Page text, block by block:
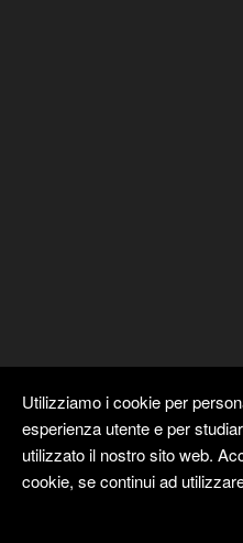
Copyright © Kyuubi Cloud
Utilizziamo i cookie per
esperienza utente e per
utilizzato il nostro sito web.
cookie, se continui ad